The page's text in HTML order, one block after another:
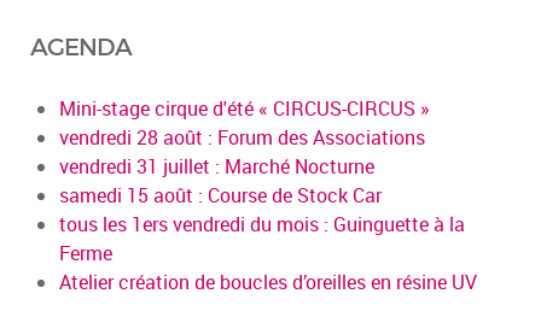
AGENDA
Mini-stage cirque d'été « CIRCUS-CIRCUS »
vendredi 28 août : Forum des Associations
vendredi 31 juillet : Marché Nocturne
samedi 15 août : Course de Stock Car
tous les 1ers vendredi du mois : Guinguette à la
Ferme
Atelier création de boucles d’oreilles en résine UV